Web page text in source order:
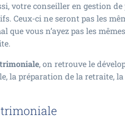
votre conseiller en gestion
Ceux-ci ne seront pas les
que vous n’ayez pas les
, on retrouve le
la préparation de la retraite, la